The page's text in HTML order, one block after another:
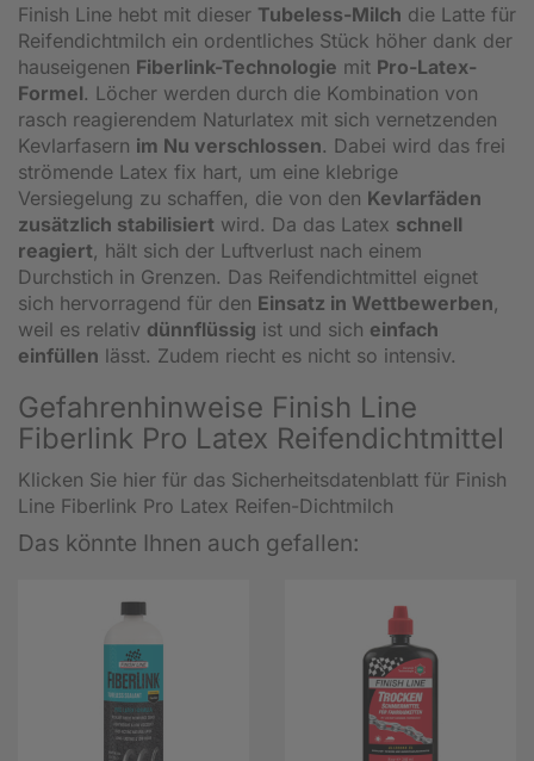
Finish Line hebt mit dieser Tubeless-Milch die Latte für
Reifendichtmilch ein ordentliches Stück höher dank der
hauseigenen Fiberlink-Technologie mit Pro-Latex-
Formel. Löcher werden durch die Kombination von
rasch reagierendem Naturlatex mit sich vernetzenden
Kevlarfasern im Nu verschlossen. Dabei wird das frei
strömende Latex fix hart, um eine klebrige
Versiegelung zu schaffen, die von den Kevlarfäden
zusätzlich stabilisiert wird. Da das Latex schnell
reagiert, hält sich der Luftverlust nach einem
Durchstich in Grenzen. Das Reifendichtmittel eignet
sich hervorragend für den Einsatz in Wettbewerben,
weil es relativ dünnflüssig ist und sich einfach
einfüllen lässt. Zudem riecht es nicht so intensiv.
Gefahrenhinweise Finish Line
Fiberlink Pro Latex Reifendichtmittel
Klicken Sie hier für das Sicherheitsdatenblatt für Finish
Line Fiberlink Pro Latex Reifen-Dichtmilch
Das könnte Ihnen auch gefallen: